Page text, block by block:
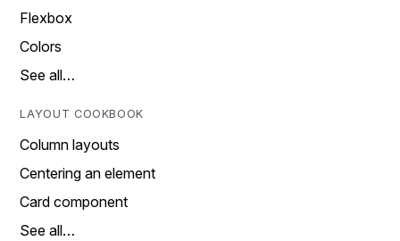
Flexbox
Colors
See all…
LAYOUT COOKBOOK
Column layouts
Centering an element
Card component
See all…